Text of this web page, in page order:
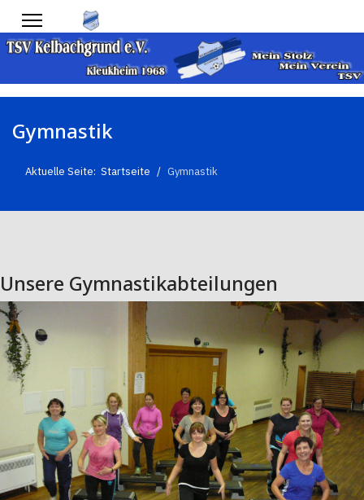
Gymnastik
Aktuelle Seite: Startseite Gymnastik
Unsere Gymnastikabteilungen